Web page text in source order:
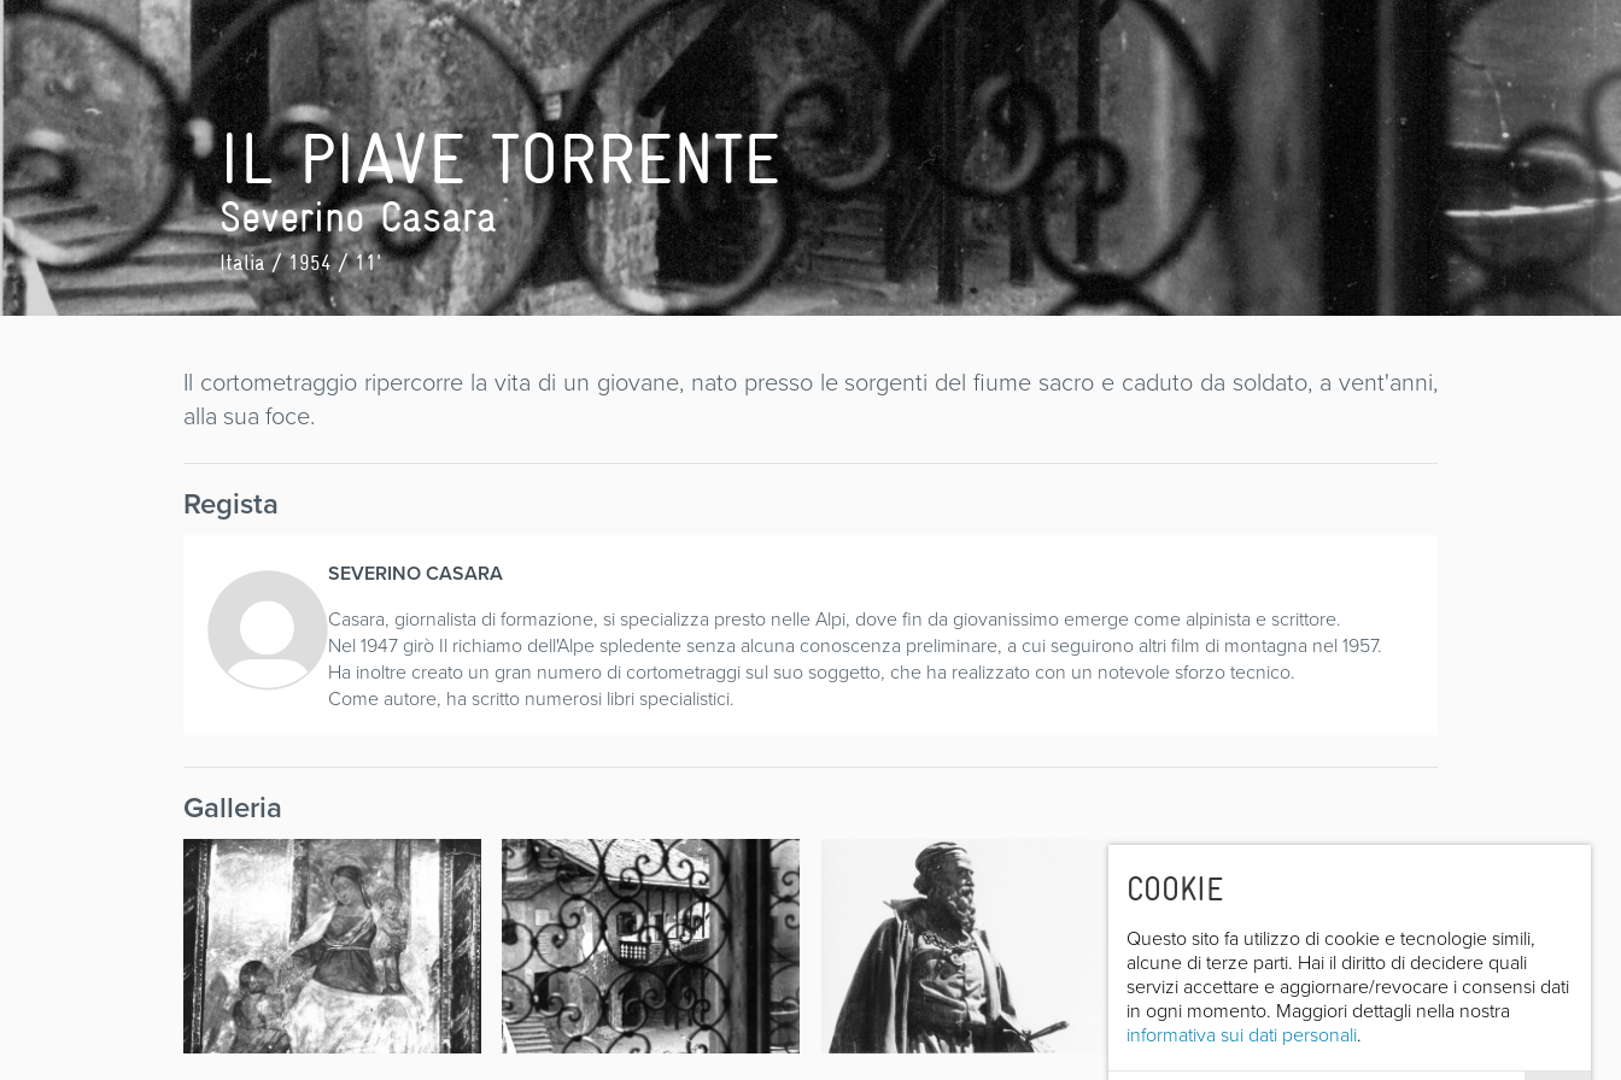
COOKIE
Questo sito fa utilizzo di cookie e tecnologie simili,
alcune di terze parti. Hai il diritto di decidere quali
servizi accettare e aggiornare/revocare i consensi dati
in ogni momento. Maggiori dettagli nella nostra
informativa sui dati personali.
IL PIAVE TORRENTE
Severino Casara
Italia/ 1954 / 11'
Il cortometraggio ripercorre la vita di un giovane, nato presso le sorgenti del fiume sacro e caduto da soldato, a vent'anni,
alla sua foce.
Regista
SEVERINO CASARA
Casara, giornalista di formazione, si specializza presto nelle Alpi, dove fin da giovanissimo emerge come alpinista e scrittore.
Nel 1947 girò Il richiamo dell'Alpe spledente senza alcuna conoscenza preliminare, a cui seguirono altri film di montagna nel 1957.
Ha inoltre creato un gran numero di cortometraggi sul suo soggetto, che ha realizzato con un notevole sforzo tecnico.
Come autore, ha scritto numerosi libri specialistici.
Galleria